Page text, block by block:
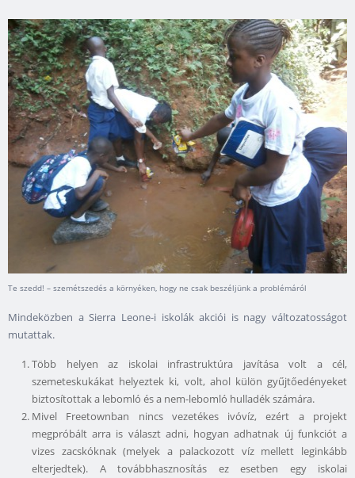
Te szedd! – szemétszedés a környéken, hogy ne csak beszéljünk a problémáról
Mindeközben a Sierra Leone-i iskolák akciói is nagy változatosságot
mutattak.
Több helyen az iskolai infrastruktúra javítása volt a cél,
szemeteskukákat helyeztek ki, volt, ahol külön gyűjtőedényeket
biztosítottak a lebomló és a nem-lebomló hulladék számára.
Mivel Freetownban nincs vezetékes ivóvíz, ezért a projekt
megpróbált arra is választ adni, hogyan adhatnak új funkciót a
vizes zacskóknak (melyek a palackozott víz mellett leginkább
elterjedtek). A továbbhasznosítás ez esetben egy iskolai